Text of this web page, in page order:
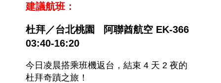
建議航班：
杜拜／台北桃園 阿聯酋航空 EK-366
03:40-16:20
今日凌晨搭乘班機返台，結束 4 天 2 夜的
杜拜奇蹟之旅！